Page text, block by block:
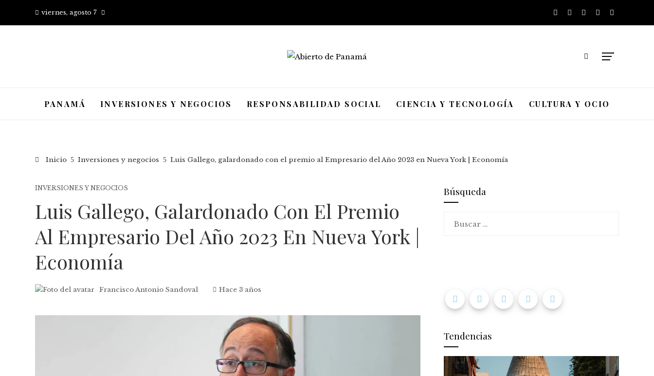
viernes, agosto 7
PANAMÁ INVERSIONES Y NEGOCIOS RESPONSABILIDAD SOCIAL CIENCIA Y TECNOLOGÍA CULTURA Y OCIO
Inicio Inversiones y negocios Luis Gallego, galardonado con el premio al Empresario del Año 2023 en Nueva York | Economía
INVERSIONES Y NEGOCIOS
Luis Gallego, Galardonado Con El Premio
Al Empresario Del Año 2023 En Nueva York |
Economía
Francisco Antonio Sandoval Hace 3 años
Búsqueda
Tendencias